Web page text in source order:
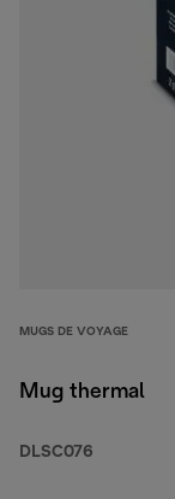
MUGS DE VOYAGE
Mug thermal
DLSC076